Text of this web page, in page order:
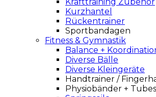
Kurzhantel
Rückentrainer
Sportbandagen
Fitness & Gymnastik
Balance +
Diverse Bälle
Diverse Kleingeräte
Handtrainer /
Physiobänder + Tubes